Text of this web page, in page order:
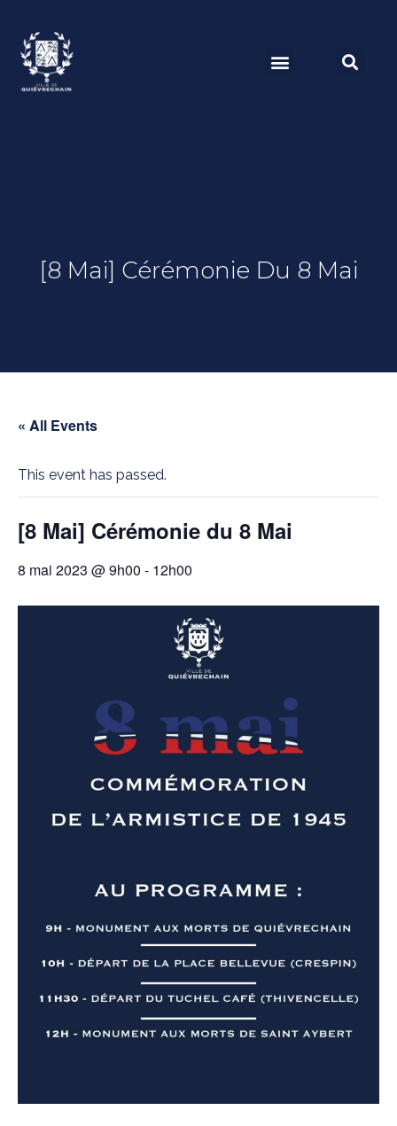
[8 Mai] Cérémonie Du 8 Mai
« All Events
This event has passed.
[8 Mai] Cérémonie du 8 Mai
8 mai 2023 @ 9h00 - 12h00